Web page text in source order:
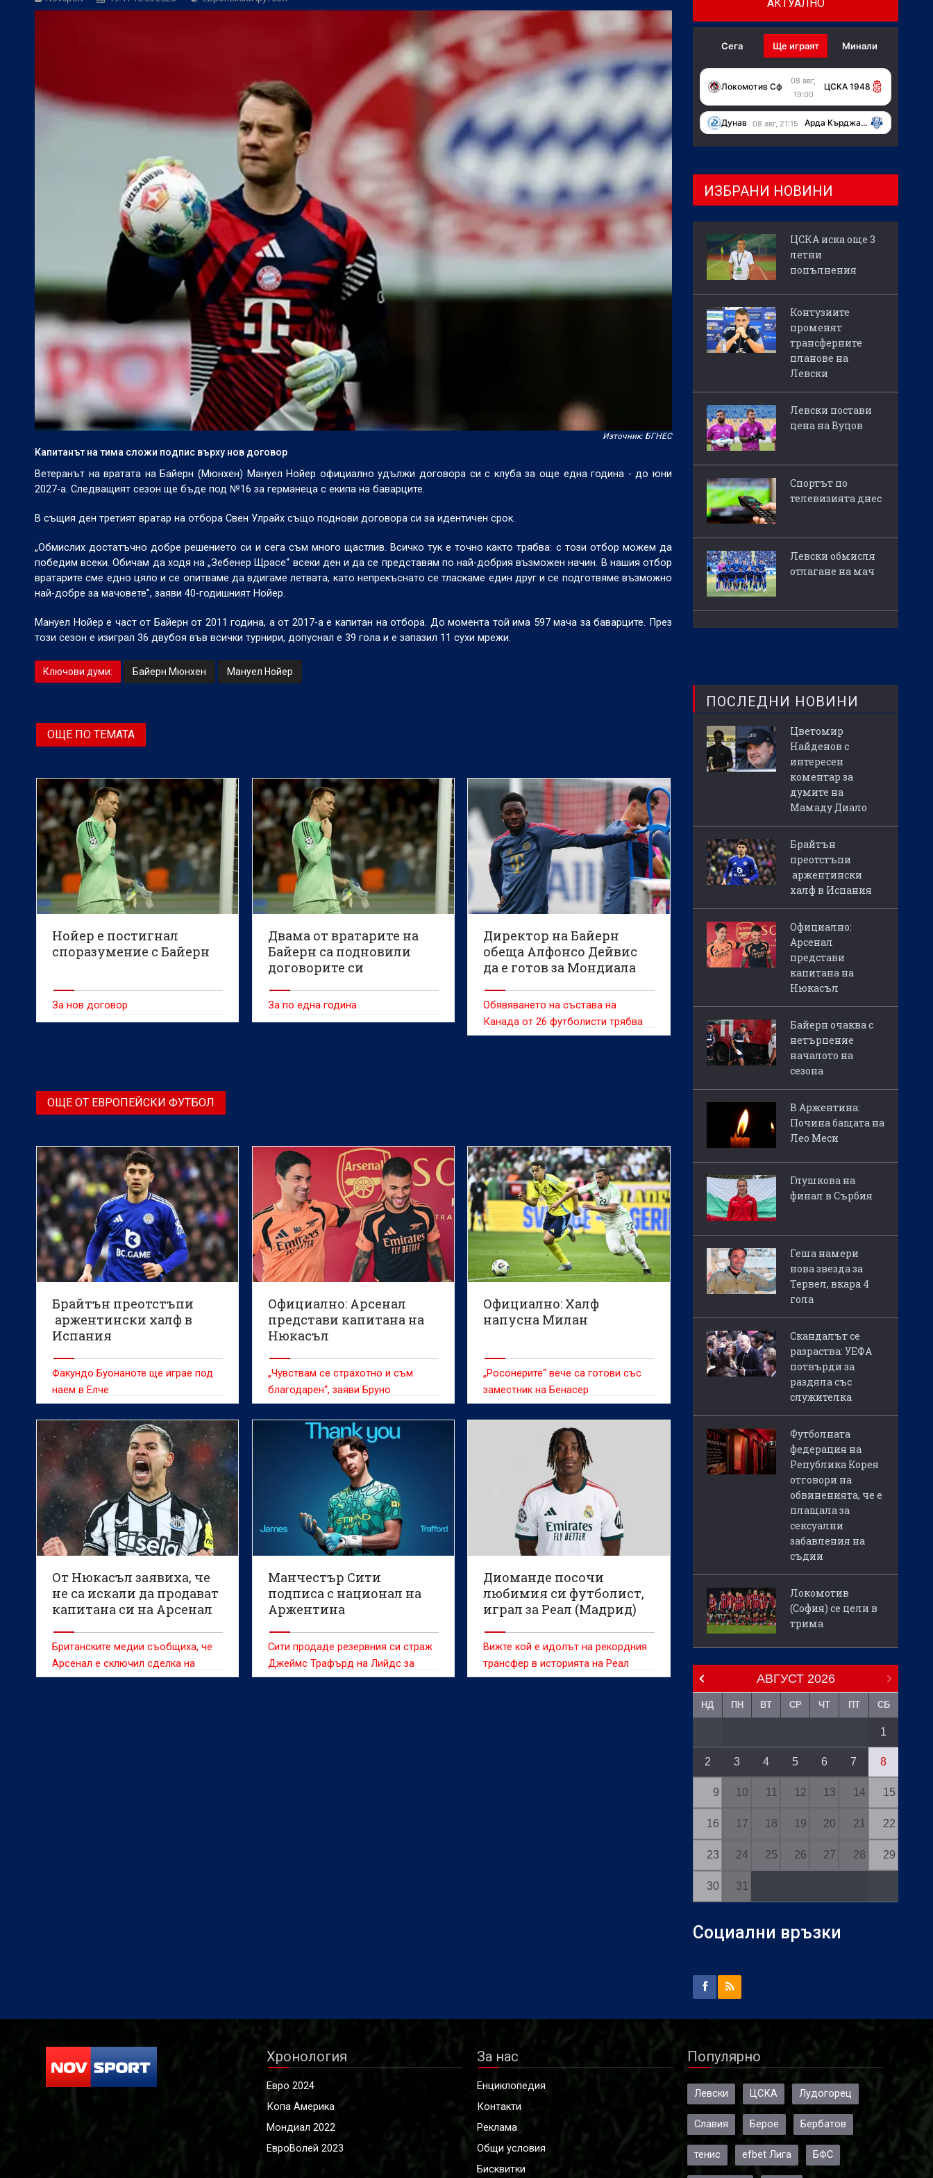
БГ Футбол:Контузиите променят трансферните планове на Левски
Източник: БГНЕС
Капитанът на тима сложи подпис върху нов договор
Ветеранът на вратата на Байерн (Мюнхен) Мануел Нойер официално удължи договора си с клуба за още една година - до юни
2027-а. Следващият сезон ще бъде под №16 за германеца с екипа на баварците.
В същия ден третият вратар на отбора Свен Улрайх също поднови договора си за идентичен срок.
„Обмислих достатъчно добре решението си и сега съм много щастлив. Всичко тук е точно както трябва: с този отбор можем да
победим всеки. Обичам да ходя на „Зебенер Щрасе“ всеки ден и да се представям по най-добрия възможен начин. В нашия отбор
вратарите сме едно цяло и се опитваме да вдигаме летвата, като непрекъснато се тласкаме един друг и се подготвяме възможно
най-добре за мачовете", заяви 40-годишният Нойер.
Мануел Нойер е част от Байерн от 2011 година, а от 2017-а е капитан на отбора. До момента той има 597 мача за баварците. През
този сезон е изиграл 36 двубоя във всички турнири, допуснал е 39 гола и е запазил 11 сухи мрежи.
Ключови думи: Байерн Мюнхен Мануел Нойер
ОЩЕ ПО ТЕМАТА
Нойер е постигнал
споразумение с Байерн
За нов договор
Двама от вратарите на
Байерн са подновили
договорите си
За по една година
Директор на Байерн
обеща Алфонсо Дейвис
да е готов за Мондиала
Обявяването на състава на
Канада от 26 футболисти трябва
да стане на 29 май
ОЩЕ ОТ ЕВРОПЕЙСКИ ФУТБОЛ
Брайтън преотстъпи
аржентински халф в
Испания
Факундо Буонаноте ще играе под
наем в Елче
Официално: Арсенал
представи капитана на
Нюкасъл
„Чувствам се страхотно и съм
благодарен“, заяви Бруно
Гимараеш
Официално: Халф
напусна Милан
„Росонерите“ вече са готови със
заместник на Бенасер
От Нюкасъл заявиха, че
не са искали да продават
капитана си на Арсенал
Британските медии съобщиха, че
Арсенал е сключил сделка на
стойност 75 милиона паунда
Манчестър Сити
подписа с национал на
Аржентина
Сити продаде резервния си страж
Джеймс Трафърд на Лийдс за
близо 40 милиона паунда
Диоманде посочи
любимия си футболист,
играл за Реал (Мадрид)
Вижте кой е идолът на рекордния
трансфер в историята на Реал
АКТУАЛНО
Сега Ще играят Минали
Локомотив Сф
08 авг,
19:00
ЦСКА 1948
Дунав 08 авг, 21:15 Арда Кърджали
ИЗБРАНИ НОВИНИ
ЦСКА иска още 3
летни
попълнения
Контузиите
променят
трансферните
планове на
Левски
Левски постави
цена на Вуцов
Спортът по
телевизията днес
Левски обмисля
отлагане на мач
ПОСЛЕДНИ НОВИНИ
Цветомир
Найденов с
интересен
коментар за
думите на
Мамаду Диало
Брайтън
преотстъпи
аржентински
халф в Испания
Официално:
Арсенал
представи
капитана на
Нюкасъл
Байерн очаква с
нетърпение
началото на
сезона
В Аржентина:
Почина бащата на
Лео Меси
Глушкова на
финал в Сърбия
Геша намери
нова звезда за
Тервел, вкара 4
гола
Скандалът се
разраства: УЕФА
потвърди за
раздяла със
служителка
Футболната
федерация на
Република Корея
отговори на
обвиненията, че е
плащала за
сексуални
забавления на
съдии
Локомотив
(София) се цели в
трима
АВГУСТ 2026
НД ПН ВТ СР ЧТ ПТ СБ
1
2 3 4 5 6 7 8
9 10 11 12 13 14 15
16 17 18 19 20 21 22
23 24 25 26 27 28 29
30 31
Социални връзки
Хронология
Евро 2024
Копа Америка
Мондиал 2022
ЕвроВолей 2023
За нас
Енциклопедия
Контакти
Реклама
Общи условия
Бисквитки
Популярно
Левски ЦСКА Лудогорец
Славия Берое Бербатов
тенис efbet Лига БФС